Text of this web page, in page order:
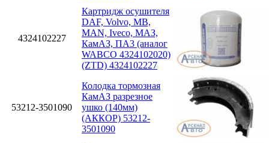
4324102227
Картридж осушителя
DAF, Volvo, MB,
MAN, Iveco, МАЗ,
КамАЗ, ПА3 (аналог
WABCO 4324102020)
(ZTD) 4324102227
53212-3501090
Колодка тормозная
КамАЗ разрезное
ушко (140мм)
(АККОР) 53212-
3501090